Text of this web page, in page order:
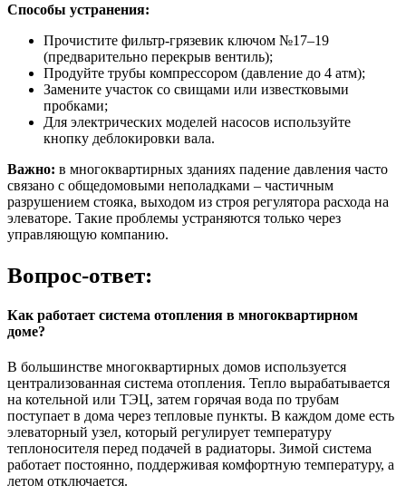
Способы устранения:
Прочистите фильтр-грязевик ключом №17–19
(предварительно перекрыв вентиль);
Продуйте трубы компрессором (давление до 4 атм);
Замените участок со свищами или известковыми
пробками;
Для электрических моделей насосов используйте
кнопку деблокировки вала.
Важно: в многоквартирных зданиях падение давления часто
связано с общедомовыми неполадками – частичным
разрушением стояка, выходом из строя регулятора расхода на
элеваторе. Такие проблемы устраняются только через
управляющую компанию.
Вопрос-ответ:
Как работает система отопления в многоквартирном
доме?
В большинстве многоквартирных домов используется
централизованная система отопления. Тепло вырабатывается
на котельной или ТЭЦ, затем горячая вода по трубам
поступает в дома через тепловые пункты. В каждом доме есть
элеваторный узел, который регулирует температуру
теплоносителя перед подачей в радиаторы. Зимой система
работает постоянно, поддерживая комфортную температуру, а
летом отключается.